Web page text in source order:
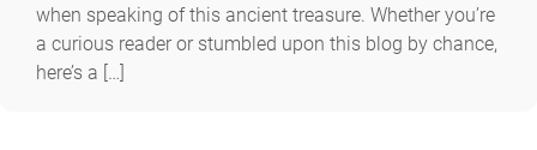
when speaking of this ancient treasure. Whether you’re
a curious reader or stumbled upon this blog by chance,
here’s a […]